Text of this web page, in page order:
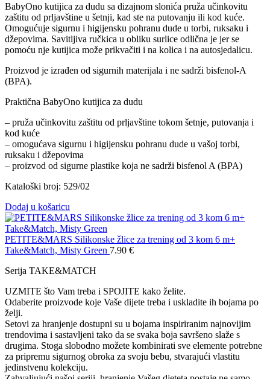
BabyOno kutijica za dudu sa dizajnom slonića pruža učinkovitu
zaštitu od prljavštine u šetnji, kad ste na putovanju ili kod kuće.
Omogućuje sigurnu i higijensku pohranu dude u torbi, ruksaku i
džepovima. Savitljiva ručkica u obliku surlice odlična je jer se
pomoću nje kutijica može prikvačiti i na kolica i na autosjedalicu.
Proizvod je izrađen od sigurnih materijala i ne sadrži bisfenol-A
(BPA).
Praktična BabyOno kutijica za dudu
– pruža učinkovitu zaštitu od prljavštine tokom šetnje, putovanja i
kod kuće
– omogućava sigurnu i higijensku pohranu dude u vašoj torbi,
ruksaku i džepovima
– proizvod od sigurne plastike koja ne sadrži bisfenol A (BPA)
Kataloški broj: 529/02
Dodaj u košaricu
PETITE&MARS Silikonske žlice za trening od 3 kom 6 m+
Take&Match, Misty Green 7.90 €
Serija TAKE&MATCH
UZMITE što Vam treba i SPOJITE kako želite.
Odaberite proizvode koje Vaše dijete treba i uskladite ih bojama po
želji.
Setovi za hranjenje dostupni su u bojama inspiriranim najnovijim
trendovima i sastavljeni tako da se svaka boja savršeno slaže s
drugima. Stoga slobodno možete kombinirati sve elemente potrebne
za pripremu sigurnog obroka za svoju bebu, stvarajući vlastitu
jedinstvenu kolekciju.